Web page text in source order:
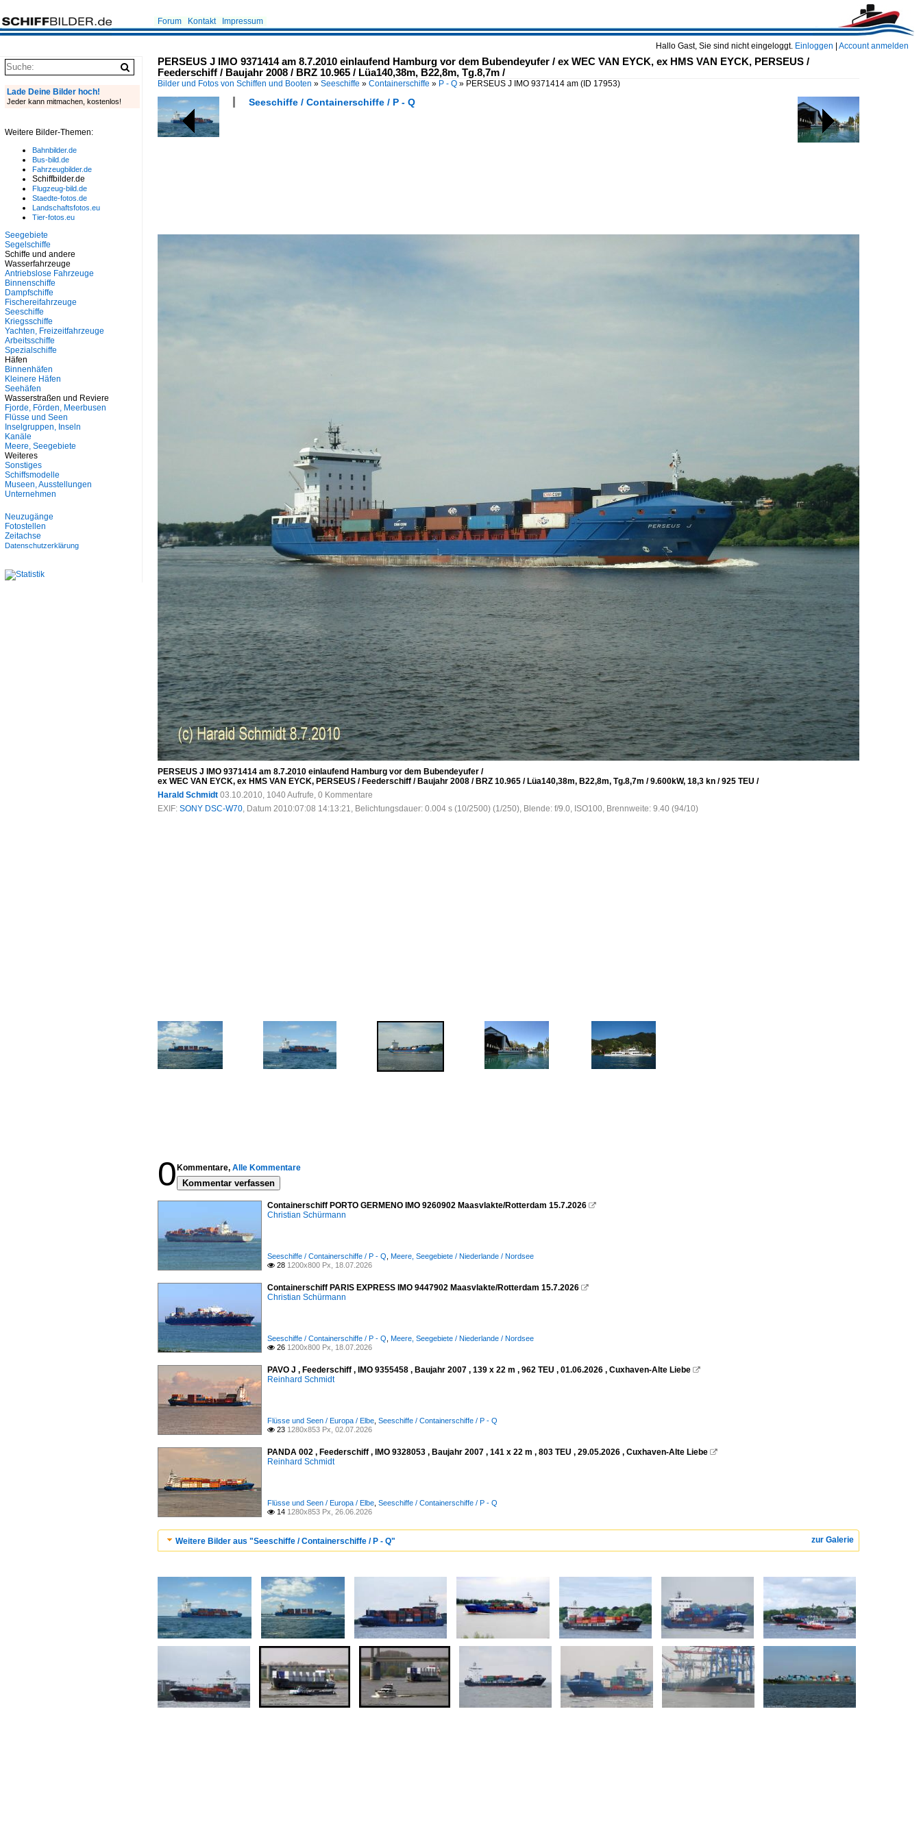
Hallo Gast, Sie sind nicht eingeloggt. Einloggen Account anmelden
Forum Kontakt Impressum
PERSEUS J IMO 9371414 am 8.7.2010 einlaufend Hamburg vor dem Bubendeyufer / ex WEC VAN EYCK, ex HMS VAN EYCK, PERSEUS /
Feederschiff / Baujahr 2008 / BRZ 10.965 / Lüa140,38m, B22,8m, Tg.8,7m /
Bilder und Fotos von Schiffen und Booten » Seeschiffe » Containerschiffe » P - Q » PERSEUS J IMO 9371414 am (ID 17953)
Seeschiffe / Containerschiffe / P - Q
PERSEUS J IMO 9371414 am 8.7.2010 einlaufend Hamburg vor dem Bubendeyufer /
ex WEC VAN EYCK, ex HMS VAN EYCK, PERSEUS / Feederschiff / Baujahr 2008 / BRZ 10.965 / Lüa140,38m, B22,8m, Tg.8,7m / 9.600kW, 18,3 kn / 925 TEU /
Harald Schmidt 03.10.2010, 1040 Aufrufe, 0 Kommentare
EXIF: SONY DSC-W70, Datum 2010:07:08 14:13:21, Belichtungsdauer: 0.004 s (10/2500) (1/250), Blende: f/9.0, ISO100, Brennweite: 9.40 (94/10)
0 Kommentare, Alle Kommentare
Kommentar verfassen
Containerschiff PORTO GERMENO IMO 9260902 Maasvlakte/Rotterdam 15.7.2026 
Christian Schürmann
Seeschiffe / Containerschiffe / P - Q Meere, Seegebiete / Niederlande / Nordsee
 28 1200x800 Px, 18.07.2026
Containerschiff PARIS EXPRESS IMO 9447902 Maasvlakte/Rotterdam 15.7.2026 
Christian Schürmann
Seeschiffe / Containerschiffe / P - Q Meere, Seegebiete / Niederlande / Nordsee
 26 1200x800 Px, 18.07.2026
PAVO J , Feederschiff , IMO 9355458 , Baujahr 2007 , 139 x 22 m , 962 TEU , 01.06.2026 , Cuxhaven-Alte Liebe 
Reinhard Schmidt
Flüsse und Seen / Europa / Elbe Seeschiffe / Containerschiffe / P - Q
 23 1280x853 Px, 02.07.2026
PANDA 002 , Feederschiff , IMO 9328053 , Baujahr 2007 , 141 x 22 m , 803 TEU , 29.05.2026 , Cuxhaven-Alte Liebe 
Reinhard Schmidt
Flüsse und Seen / Europa / Elbe Seeschiffe / Containerschiffe / P - Q
 14 1280x853 Px, 26.06.2026
zur Galerie
Weitere Bilder aus "Seeschiffe / Containerschiffe / P - Q"
Lade Deine Bilder hoch!
Jeder kann mitmachen, kostenlos!
Weitere Bilder-Themen:
Bahnbilder.de
Bus-bild.de
Fahrzeugbilder.de
Schiffbilder.de
Flugzeug-bild.de
Staedte-fotos.de
Landschaftsfotos.eu
Tier-fotos.eu
Seegebiete
Segelschiffe
Schiffe und andere
Wasserfahrzeuge
Antriebslose Fahrzeuge
Binnenschiffe
Dampfschiffe
Fischereifahrzeuge
Seeschiffe
Kriegsschiffe
Yachten, Freizeitfahrzeuge
Arbeitsschiffe
Spezialschiffe
Häfen
Binnenhäfen
Kleinere Häfen
Seehäfen
Wasserstraßen und Reviere
Fjorde, Förden, Meerbusen
Flüsse und Seen
Inselgruppen, Inseln
Kanäle
Meere, Seegebiete
Weiteres
Sonstiges
Schiffsmodelle
Museen, Ausstellungen
Unternehmen
Neuzugänge
Fotostellen
Zeitachse
Datenschutzerklärung